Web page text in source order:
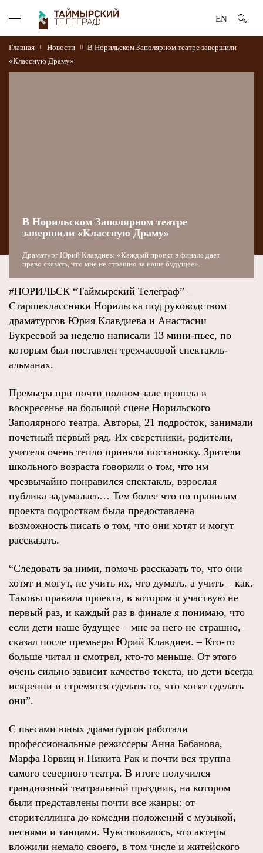
EN
Главная Новости
В Норильском Заполярном театре завершили
«Классную Драму»
В Норильском Заполярном театре
завершили «Классную Драму»
Драматург Юрий Клавдиев: «Каждый проект в финале дает
право сказать, что мне не страшно за наше будущее».
#НОРИЛЬСК “Таймырский Телеграф” –
Старшеклассники Норильска под руководством
драматургов Юрия Клавдиева и Анастасии
Букреевой за неделю написали 13 мини-пьес, по
которым был поставлен трехчасовой спектакль-
альманах.
Премьера при почти полном зале прошла в
воскресенье на большой сцене Норильского
Заполярного театра. Авторы, 21 подросток, занимали
почетный первый ряд. Их сверстники, родители,
учителя очень тепло приняли постановку. Зрители
школьного возраста говорили о том, что им
чрезвычайно понравился спектакль, взрослая
публика задумалась… Тем более что по правилам
проекта подросткам была предоставлена
возможность писать о том, что они хотят и могут
рассказать.
“Следовать за ними, помочь рассказать то, что они
хотят и могут, не учить их, что думать, а учить – как.
Таковы правила проекта, в котором я участвую не
первый раз, и каждый раз в финале я понимаю, что
если дети наше будущее – мне за него не страшно, –
сказал после премьеры Юрий Клавдиев. – Кто-то
больше читал и смотрел, кто-то меньше. От этого
очень сильно зависит качество текста, но дети всегда
искренни и стремятся сделать то, что хотят сделать
они”.
С пьесами юных драматургов работали
профессиональные режиссеры Анна Бабанова,
Марфа Горвиц и Никита Рак и почти вся труппа
самого северного театра. В итоге получился
грандиозный театральный праздник, на котором
были представлены почти все жанры: от
сторителлинга до комедии положений с музыкой,
песнями и танцами. Чувствовалось, что актеры
вложили немало своего, в том числе и житейского